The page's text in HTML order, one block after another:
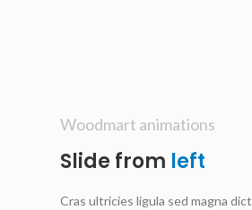
Woodmart animations
Slide from left
Cras ultricies ligula sed magna